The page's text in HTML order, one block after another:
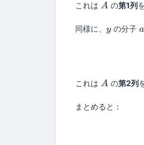
これは Aの第1列
同様に、 yの分子 a
これは A の第2列
まとめると：